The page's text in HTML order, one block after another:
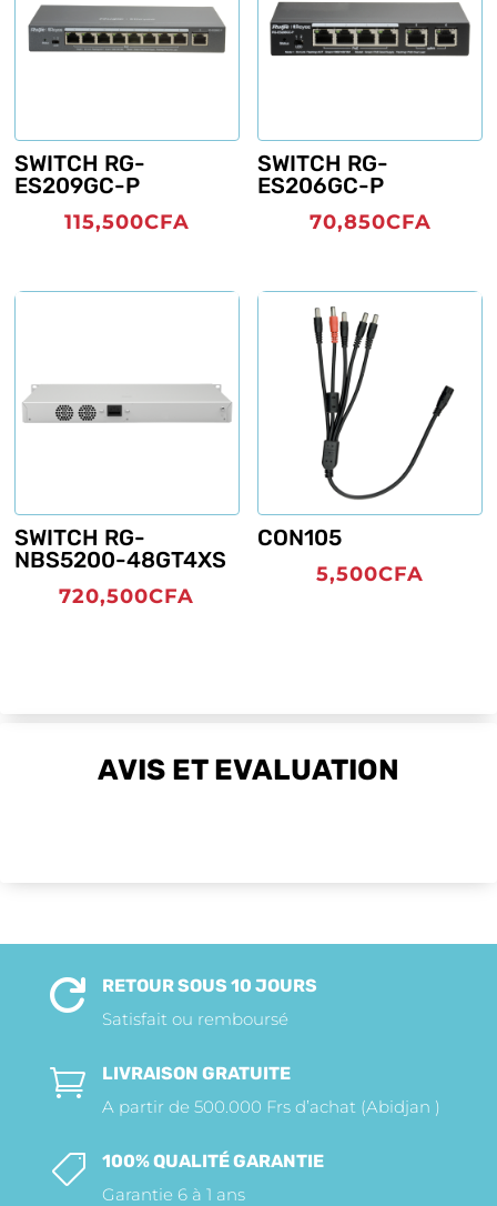
SWITCH RG-
ES209GC-P
115,500CFA
SWITCH RG-
ES206GC-P
70,850CFA
SWITCH RG-
NBS5200-48GT4XS
720,500CFA
CON105
5,500CFA
AVIS ET EVALUATION

RETOUR SOUS 10 JOURS
Satisfait ou remboursé

LIVRAISON GRATUITE
A partir de 500.000 Frs d’achat (Abidjan )

100% QUALITÉ GARANTIE
Garantie 6 à 1 ans